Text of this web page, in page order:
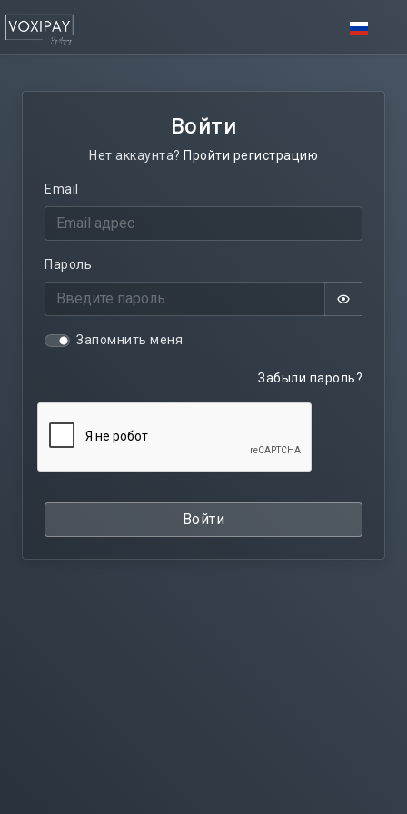
Войти
Нет аккаунта? Пройти регистрацию
Email
Пароль
Запомнить меня
Забыли пароль?
Войти